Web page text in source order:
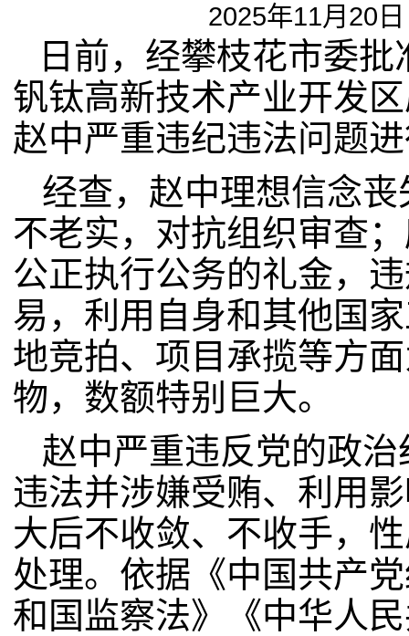
2025年11月20
日前，经攀枝花市委
钒钛高新技术产业开发
赵中严重违纪违法问题
经查，赵中理想信念
不老实，对抗组织审查
公正执行公务的礼金，
易，利用自身和其他国
地竞拍、项目承揽等方
物，数额特别巨大。
赵中严重违反党的政
违法并涉嫌受贿、利用
大后不收敛、不收手，
处理。依据《中国共产
和国监察法》《中华人